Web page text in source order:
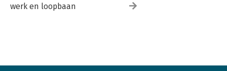
werk en loopbaan